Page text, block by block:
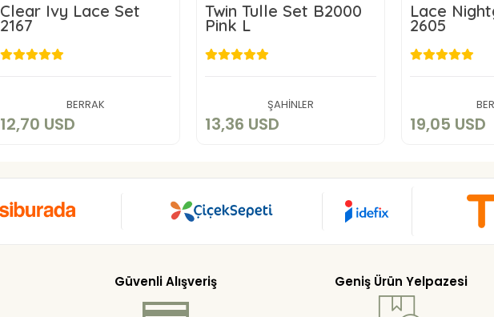
Clear Ivy Lace Set
2167
BERRAK
12,70 USD
Add to cart
Twin Tulle Set B2000
Pink L
ŞAHİNLER
13,36 USD
Add to cart
Lace
2605
19,05 USD
Güvenli Alışveriş Geniş Ürün Yelpazesi